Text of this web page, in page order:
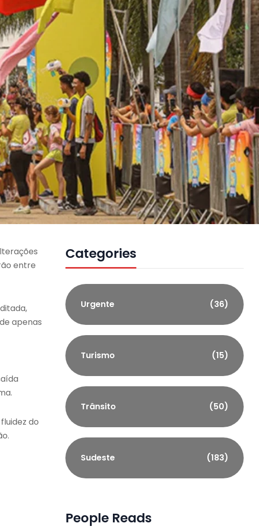
entre
apenas
do
Categories
Urgente (36)
Turismo (15)
Trânsito (50)
Sudeste (183)
People Reads